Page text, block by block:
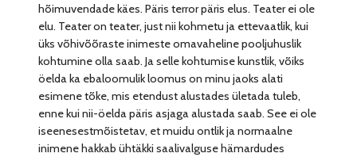
hõimuvendade käes. Päris terror päris elus. Teater ei ole
elu. Teater on teater, just nii kohmetu ja ettevaatlik, kui
üks võhivõõraste inimeste omavaheline pooljuhuslik
kohtumine olla saab. Ja selle kohtumise kunstlik, võiks
öelda ka ebaloomulik loomus on minu jaoks alati
esimene tõke, mis etendust alustades ületada tuleb,
enne kui nii-öelda päris asjaga alustada saab. See ei ole
iseenesestmõistetav, et muidu ontlik ja normaalne
inimene hakkab ühtäkki saalivalguse hämardudes